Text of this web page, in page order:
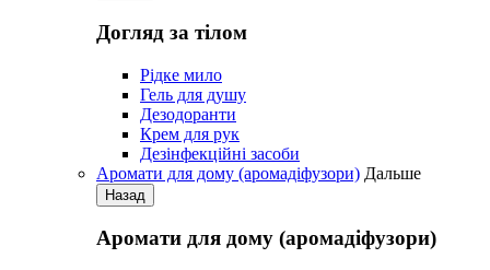
Догляд за тілом
Рідке мило
Гель для душу
Дезодоранти
Крем для рук
Дезінфекційні засоби
Аромати для дому (аромадіфузори) Дальше
Назад
Аромати для дому (аромадіфузори)